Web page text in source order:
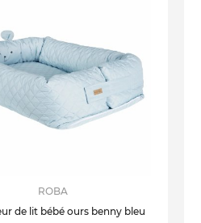
ROBA
de lit bébé ours benny bleu